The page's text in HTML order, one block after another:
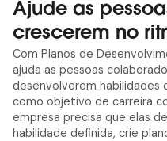
Ajude as
crescerem no
Com Planos de
ajuda as pessoas
desenvolverem habilidades
como objetivo de carreira
empresa precisa que elas
habilidade definida, crie